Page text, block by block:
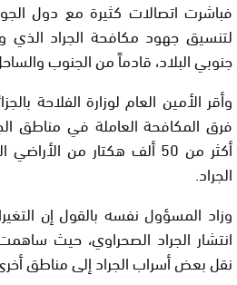
فباشرت اتصالات كثيرة مع دول
لتنسيق جهود مكافحة الجراد
جنوبي البلاد، قادماً من الجنوب
وأقر الأمين العام لوزارة الفلاحة
فرق المكافحة العاملة في مناطق
أكثر من 50 ألف هكتار من
الجراد.
وزاد المسؤول نفسه بالقول إن
انتشار الجراد الصحراوي، حيث
نقل بعض أسراب الجراد إلى مناطق